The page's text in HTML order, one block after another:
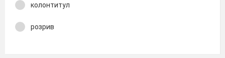
колонтитул
розрив